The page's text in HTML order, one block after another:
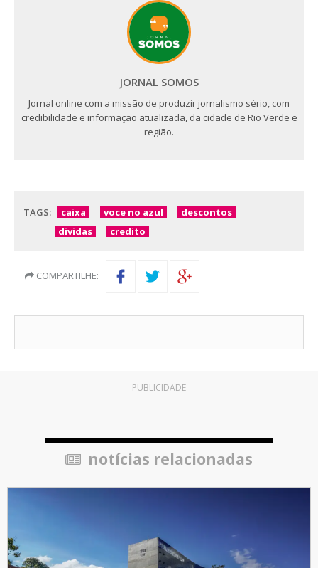
JORNAL SOMOS
Jornal online com a missão de produzir jornalismo sério, com
credibilidade e informação atualizada, da cidade de Rio Verde e
região.
TAGS: caixa voce no azul
descontos
dividas
credito
COMPARTILHE:
PUBLICIDADE
notícias relacionadas